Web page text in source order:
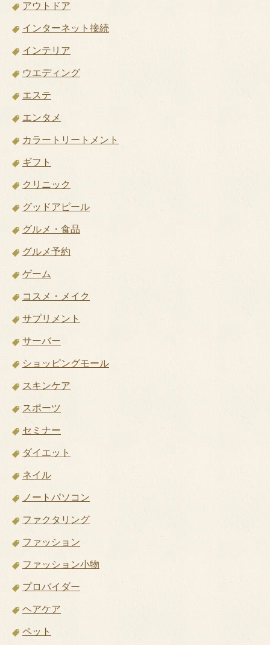
アウトドア
インターネット接続
インテリア
ウエディング
エステ
エンタメ
カラートリートメント
ギフト
クリニック
グッドアピール
グルメ・食品
グルメ予約
ゲーム
コスメ・メイク
サプリメント
サーバー
ショッピングモール
スキンケア
スポーツ
セミナー
ダイエット
ネイル
ノートパソコン
ファクタリング
ファッション
ファッション小物
プロバイダー
ヘアケア
ペット